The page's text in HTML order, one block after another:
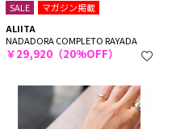
SALE
マガジン掲載
ALIITA
NADADORA COMPLETO RAYADA
￥29,920（20%OFF）